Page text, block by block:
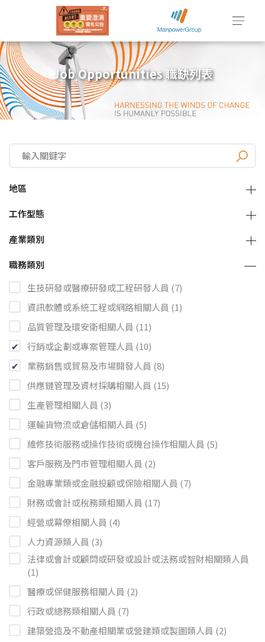
Job Opportunities 職缺列表
地區
工作型態
產業類別
職務類別
生技研發或醫療研發或工程研發人員 (7)
資訊軟體或系統工程或網路相關人員 (1)
品質管理及環安衛相關人員 (11)
行銷或企劃或專案管理人員 (10)
業務銷售或貿易及市場開發人員 (8)
供應鏈管理及資材採購相關人員 (15)
生產管理相關人員 (3)
運輸貨物流或倉儲相關人員 (5)
維修技術服務或操作技術或機台操作相關人員 (5)
客戶服務及門市管理相關人員 (2)
金融專業類或金融投顧或保險相關人員 (7)
財務或會計或稅務類相關人員 (17)
經營或幕僚相關人員 (4)
人力資源類人員 (3)
法律或會計或顧問或研發或設計或法務或智財相關類人員
(1)
醫療或保健服務相關人員 (2)
行政或總務類相關人員 (7)
建築營造及不動產相關業或營建類或製圖類人員 (2)